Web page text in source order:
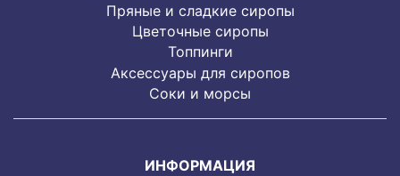
Пряные и сладкие сиропы
Цветочные сиропы
Топпинги
Аксессуары для сиропов
Соки и морсы
ИНФОРМАЦИЯ